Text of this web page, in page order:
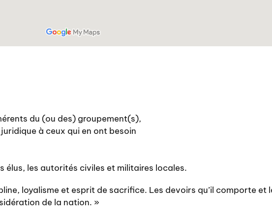
du (ou des) groupement(s),
à ceux qui en ont besoin
les autorités civiles et militaires locales.
loyalisme et esprit de sacrifice. Les devoirs qu’il comporte et
de la nation. »